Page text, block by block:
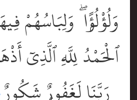
وَلُؤْلُؤًۭا ۖ وَلِبَاسُهُمْ
ٱلْحَمْدُ لِلَّهِ ٱلَّذِىٓ
رَبَّنَا لَغَفُورٌۭ شَكُورٌ